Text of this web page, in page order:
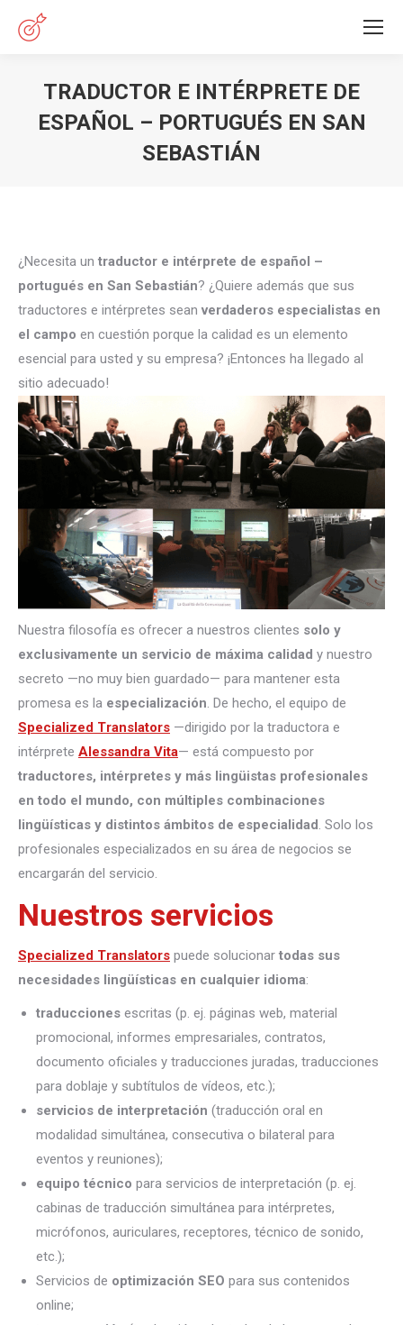
TRADUCTOR E INTÉRPRETE DE
ESPAÑOL – PORTUGUÉS EN SAN
SEBASTIÁN
¿Necesita un traductor e intérprete de español –
portugués en San Sebastián? ¿Quiere además que sus
traductores e intérpretes sean verdaderos especialistas en
el campo en cuestión porque la calidad es un elemento
esencial para usted y su empresa? ¡Entonces ha llegado al
sitio adecuado!
Nuestra filosofía es ofrecer a nuestros clientes solo y
exclusivamente un servicio de máxima calidad y nuestro
secreto —no muy bien guardado— para mantener esta
promesa es la especialización. De hecho, el equipo de
Specialized Translators —dirigido por la traductora e
intérprete Alessandra Vita— está compuesto por
traductores, intérpretes y más lingüistas profesionales
en todo el mundo, con múltiples combinaciones
lingüísticas y distintos ámbitos de especialidad. Solo los
profesionales especializados en su área de negocios se
encargarán del servicio.
Nuestros servicios
Specialized Translators puede solucionar todas sus
necesidades lingüísticas en cualquier idioma:
traducciones escritas (p. ej. páginas web, material
promocional, informes empresariales, contratos,
documento oficiales y traducciones juradas, traducciones
para doblaje y subtítulos de vídeos, etc.);
servicios de interpretación (traducción oral en
modalidad simultánea, consecutiva o bilateral para
eventos y reuniones);
equipo técnico para servicios de interpretación (p. ej.
cabinas de traducción simultánea para intérpretes,
micrófonos, auriculares, receptores, técnico de sonido,
etc.);
Servicios de optimización SEO para sus contenidos
online;